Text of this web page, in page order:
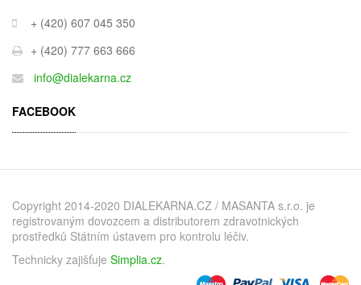
+ (420) 607 045 350
+ (420) 777 663 666
info@dialekarna.cz
FACEBOOK
Copyright 2014-2020 DIALEKARNA.CZ / MASANTA s.r.o. je
registrovaným dovozcem a distributorem zdravotnických
prostředků Státním ústavem pro kontrolu léčiv.
Technicky zajišťuje Simplia.cz.